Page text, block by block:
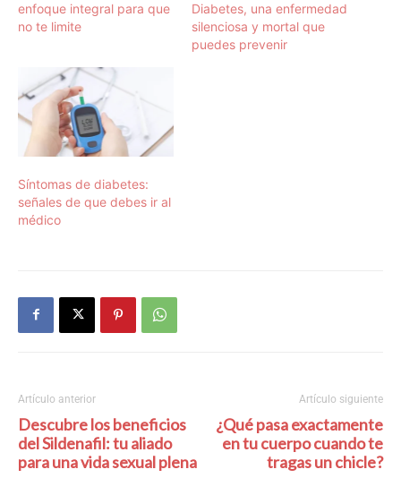
enfoque integral para que
no te limite
Diabetes, una enfermedad
silenciosa y mortal que
puedes prevenir
Síntomas de diabetes:
señales de que debes ir al
médico
Artículo anterior
Descubre los beneficios
del Sildenafil: tu aliado
para una vida sexual plena
Artículo siguiente
¿Qué pasa exactamente
en tu cuerpo cuando te
tragas un chicle?